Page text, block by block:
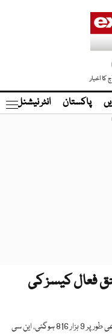
کا اخبار
پاکستان انٹر نیشنل
جاں بحق فعال کیسز کی
کورونا سے جاں بحق ہونے والے افراد کی تعداد مجموعی طور پر 9 ہزار 816 ہوگئی، این سی